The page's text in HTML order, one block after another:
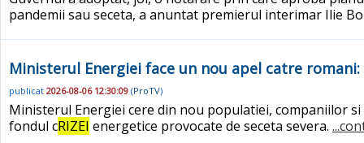
pandemii sau seceta, a anuntat premierul interimar Ilie
Ministerul Energiei face un nou apel catre
publicat 2026-08-06 12:30:09 (ProTV)
Ministerul Energiei cere din nou populatiei, companiilor
fondul cRIZEI energetice provocate de seceta severa.